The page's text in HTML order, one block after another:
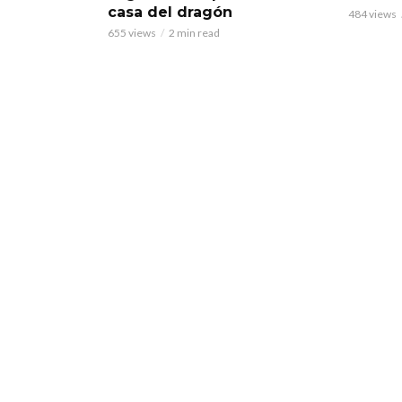
casa del dragón
655 views 2 min read
484 views